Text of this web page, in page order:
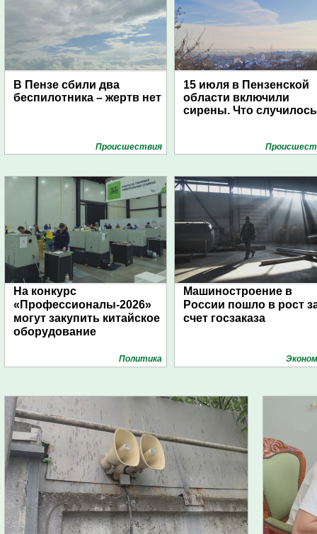
В Пензе сбили два
беспилотника – жертв нет
Проиcшествия
15 июля в Пензенской
области включили
сирены. Что
На конкурс
«Профессионалы-2026»
могут закупить китайское
оборудование
Политика
Машиностроение в
России пошло в рост
счет госзаказа